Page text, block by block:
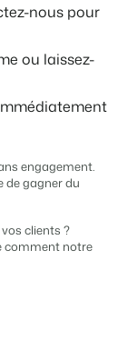
nous pour
ou laissez-
engagement.
de gagner du
clients ?
comment notre